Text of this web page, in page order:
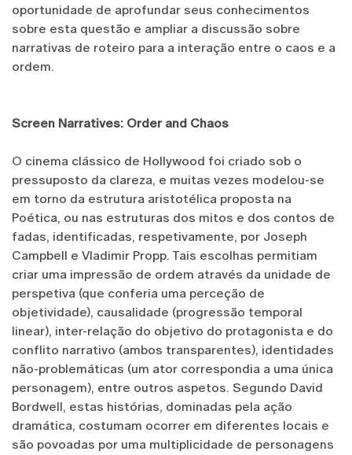
oportunidade de aprofundar seus conhecimentos
sobre esta questão e ampliar a discussão sobre
narrativas de roteiro para a interação entre o caos e a
ordem.
Screen Narratives: Order and Chaos
O cinema clássico de Hollywood foi criado sob o
pressuposto da clareza, e muitas vezes modelou-se
em torno da estrutura aristotélica proposta na
Poética, ou nas estruturas dos mitos e dos contos de
fadas, identificadas, respetivamente, por Joseph
Campbell e Vladimir Propp. Tais escolhas permitiam
criar uma impressão de ordem através da unidade de
perspetiva (que conferia uma perceção de
objetividade), causalidade (progressão temporal
linear), inter-relação do objetivo do protagonista e do
conflito narrativo (ambos transparentes), identidades
não-problemáticas (um ator correspondia a uma única
personagem), entre outros aspetos. Segundo David
Bordwell, estas histórias, dominadas pela ação
dramática, costumam ocorrer em diferentes locais e
são povoadas por uma multiplicidade de personagens